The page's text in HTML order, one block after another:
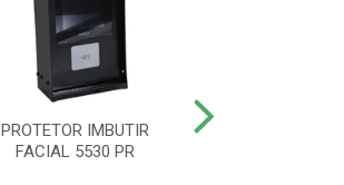
PROTETOR IMBUTIR
FACIAL 5530 PR